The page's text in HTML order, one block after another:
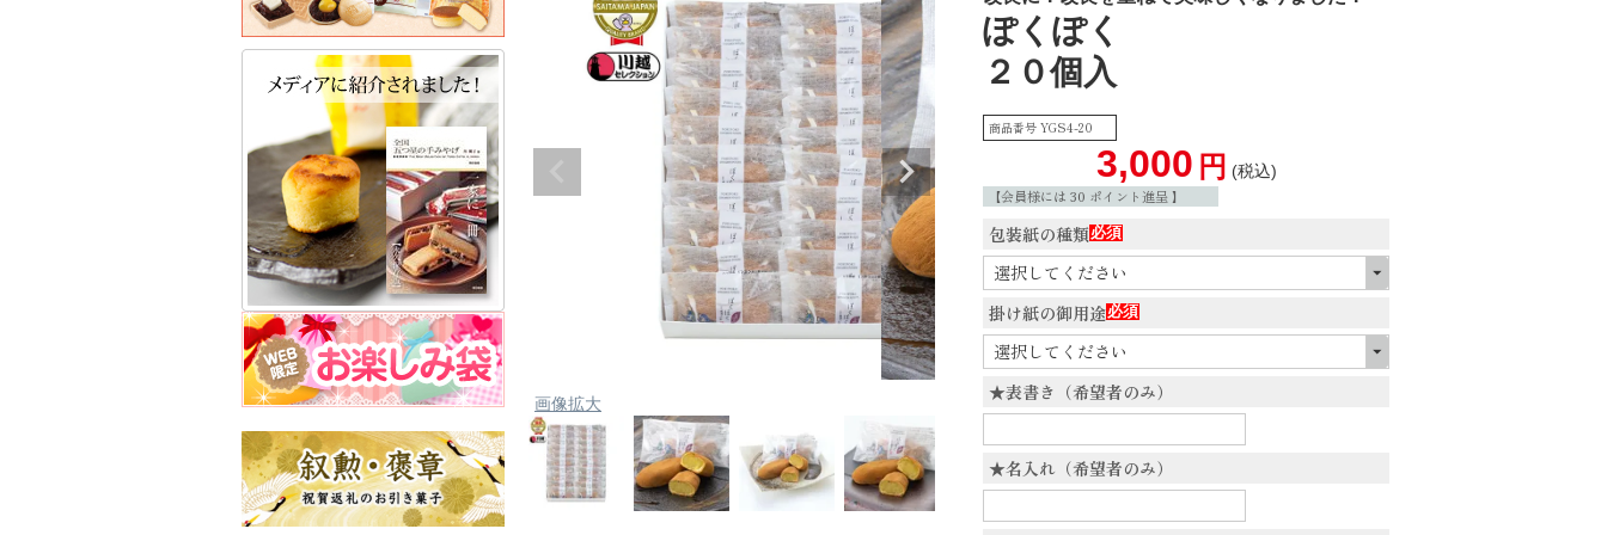
画像拡大
ぽくぽく
２０個入
商品番号 YGS4-20
3,000
税込
【会員様には 30 ポイント進呈 】
包装紙の種類
(必
須)
掛け紙の御用途
(必
須)
★表書き（希望者のみ）
★名入れ（希望者のみ）